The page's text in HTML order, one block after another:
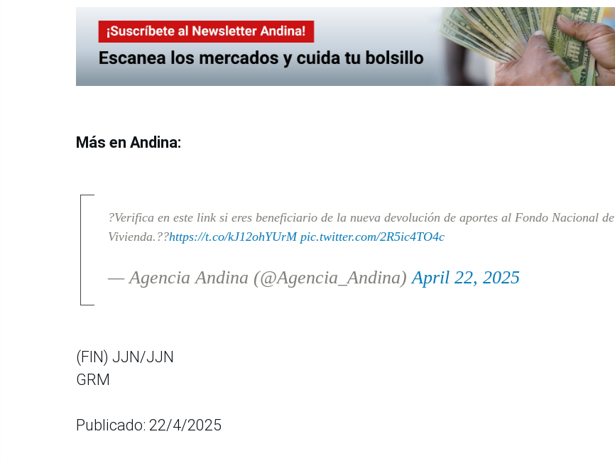
Más en Andina:
?Verifica en este link si eres beneficiario de la nueva devolución de aportes al Fondo Nacional de
Vivienda.??https://t.co/kJ12ohYUrM pic.twitter.com/2R5ic4TO4c
— Agencia Andina (@Agencia_Andina)April 22, 2025
(FIN) JJN/JJN
GRM
Publicado: 22/4/2025